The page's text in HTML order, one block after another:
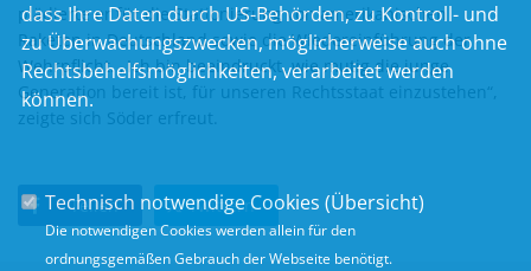
plädierte er für die Stationierung von amerikanischen
Raketen in Deutschland sowie die Wiedereinführung der
Wehrpflicht. „Ich bin beeindruckt, wie mutig die junge
Generation bereit ist, für unseren Rechtsstaat einzustehen“,
zeigte sich Söder erfreut.
Teilen Twittern
dass Ihre Daten durch US-Behörden, zu Kontroll- und
zu Überwachungszwecken, möglicherweise auch ohne
Rechtsbehelfsmöglichkeiten, verarbeitet werden
können.
Technisch notwendige Cookies (Übersicht)
Die notwendigen Cookies werden allein für den
ordnungsgemäßen Gebrauch der Webseite benötigt.